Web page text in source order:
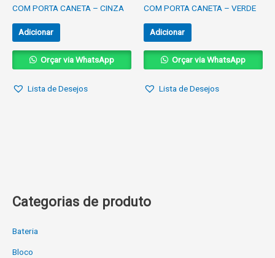
Categorias de produto
Bateria
Bloco
COM PORTA CANETA – CINZA
Adicionar
Orçar via WhatsApp
Lista de Desejos
COM PORTA CANETA – VERDE
Adicionar
Orçar via WhatsApp
Lista de Desejos